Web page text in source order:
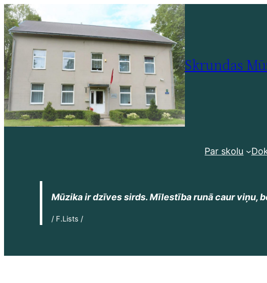
Pāriet
uz
saturu
Skrundas
Par skolu
Mūzika ir dzīves sirds. Mīlestība runā caur viņu,
/ F.Lists /